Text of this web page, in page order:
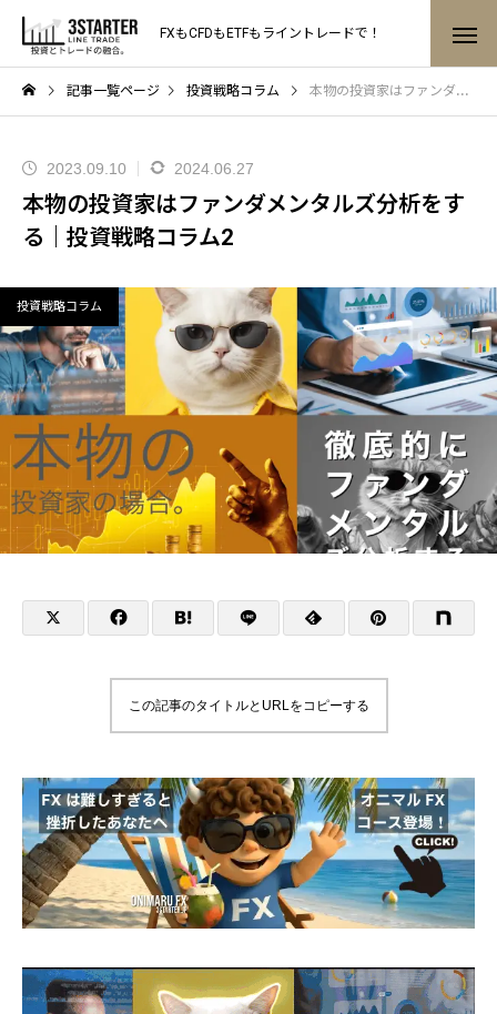
FXもCFDもETFもライントレードで！
記事一覧ページ 投資戦略コラム 本物の投資家はファンダメンタルズ分析をする｜投資戦略コラム2
2023.09.10 2024.06.27
本物の投資家はファンダメンタルズ分析をす
る｜投資戦略コラム2
投資戦略コラム
この記事のタイトルとURLをコピーする